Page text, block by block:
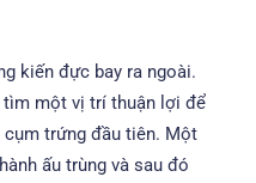
kiến đực bay ra ngoài.
tìm một vị trí thuận lợi để
cụm trứng đầu tiên. Một
ấu trùng và sau đó